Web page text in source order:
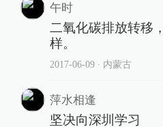
午时
二氧化碳排放转移
样。
2017-06-09∙ 内蒙古
萍水相逢
坚决向深圳学习